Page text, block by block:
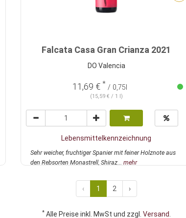
Falcata Casa Gran Crianza 2021
DO Valencia
11,69 € * / 0,75l
(15,59 € / 1 l)
Lebensmittelkennzeichnung
Sehr weicher, fruchtiger Spanier mit feiner Holznote aus
den Rebsorten Monastrell, Shiraz... mehr
‹ 1 2 ›
*Alle Preise inkl. MwSt und zzgl. Versand.